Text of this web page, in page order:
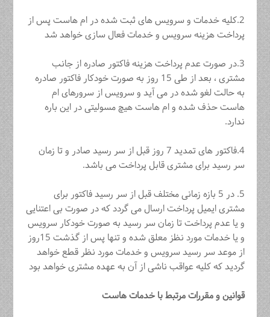
2.کلیه خدمات و سرویس های ثبت شده در ام هاست پس از
پرداخت هزینه سرویس و خدمات فعال سازی خواهد شد
3.در صورت عدم پرداخت هزینه فاکتور صادره از جانب
مشتری ، بعد از طی 15 روز به صورت خودکار فاکتور صادره
به حالت لغو شده در می آید و سرویس از سرورهای ام
هاست حذف شده و ام هاست هیچ مسولیتی در این باره
ندارد.
4.فاکتور های تمدید 7 روز قبل از سر رسید صادر و تا زمان
سر رسید برای مشتری قابل پرداخت می باشد.
5. در 5 بازه زمانی مختلف قبل از سر رسید فاکتور برای
مشتری ایمیل پرداخت ارسال می گردد که در صورت بی اعتنایی
و یا عدم پرداخت تا زمان سر رسید به صورت خودکار سرویس
و یا خدمات مورد نظز معلق شده و تنها پس از گذشت 15روز
از موعد سر رسید سرویس و خدمات مورد نظر قطع خواهد
گردید که کلیه عواقب ناشی از آن به عهده مشتری خواهد بود
قوانین و مقررات مرتبط با خدمات هاست